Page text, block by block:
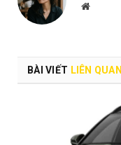
Website
BÀI VIẾT LIÊN QUAN